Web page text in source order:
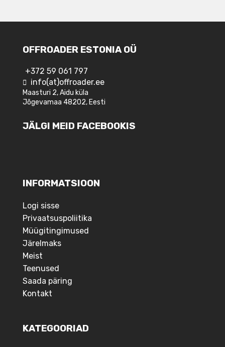
OFFROADER ESTONIA OÜ
+372 59 061 797
info(at)offroader.ee
Maasturi 2, Aidu küla
Jõgevamaa 48202, Eesti
JÄLGI MEID FACEBOOKIS
INFORMATSIOON
Logi sisse
Privaatsuspoliitika
Müügitingimused
Järelmaks
Meist
Teenused
Saada päring
Kontakt
KATEGOORIAD